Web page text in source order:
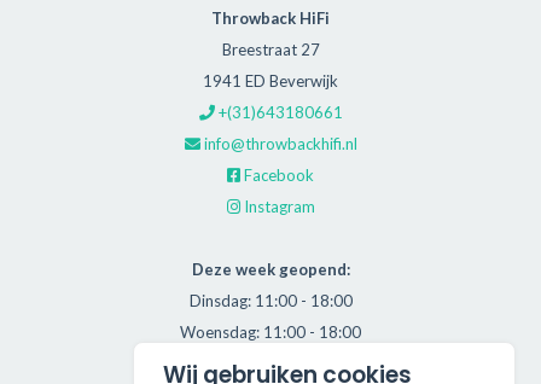
Throwback HiFi
Breestraat 27
1941 ED Beverwijk
+(31)643180661
info@throwbackhifi.nl
Facebook
Instagram
Deze week geopend:
Dinsdag: 11:00 - 18:00
Woensdag: 11:00 - 18:00
Donderdag: 11:00 - 21:00
Wij gebruiken cookies